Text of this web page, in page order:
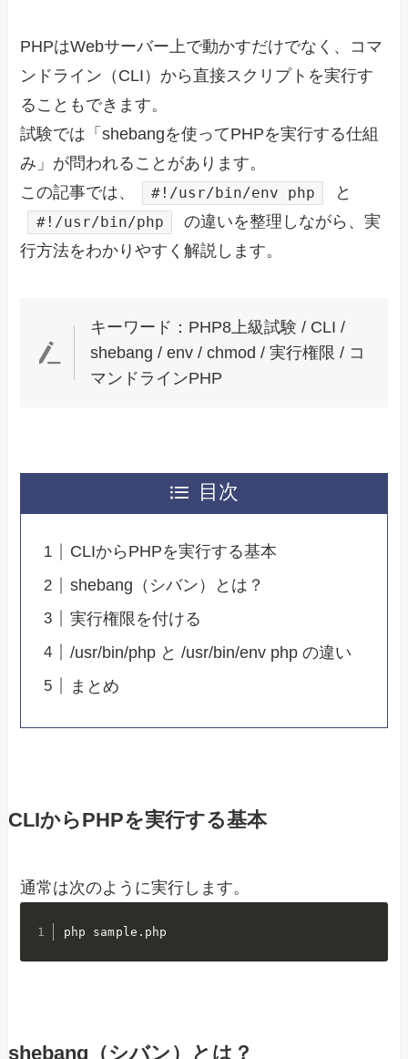
PHPはWebサーバー上で動かすだけでなく、コマ
ンドライン（CLI）から直接スクリプトを実行す
ることもできます。
試験では「shebangを使ってPHPを実行する仕組
み」が問われることがあります。
この記事では、
#!/usr/bin/env php と
#!/usr/bin/php
の違いを整理しながら、実
行方法をわかりやすく解説します。
キーワード：PHP8上級試験 / CLI /
shebang / env / chmod / 実行権限 / コ
マンドラインPHP
目次
CLIからPHPを実行する基本
shebang（シバン）とは？
実行権限を付ける
/usr/bin/php と /usr/bin/env php の違い
まとめ
CLIからPHPを実行する基本
通常は次のように実行します。
php sample.php
shebang（シバン）とは？